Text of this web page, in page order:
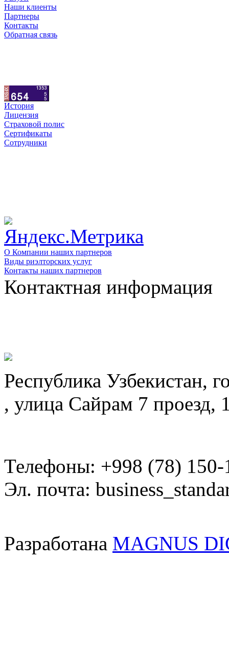
Наши клиенты
Партнеры
Контакты
Обратная связь
История
Лицензия
Страховой полис
Сертификаты
Сотрудники
О Компании наших партнеров
Виды риэлторских услуг
Контакты наших партнеров
Контактная информация
Республика Узбекистан,
, улица Сайрам 7 проезд,
Телефоны: +998 (78) 150-
Эл. почта:
Разработана MAGNUS